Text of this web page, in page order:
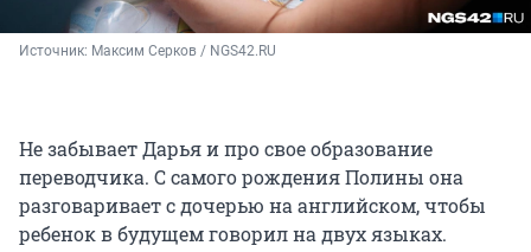
Источник: Максим Серков / NGS42.RU
Не забывает Дарья и про свое образование
переводчика. С самого рождения Полины она
разговаривает с дочерью на английском, чтобы
ребенок в будущем говорил на двух языках.